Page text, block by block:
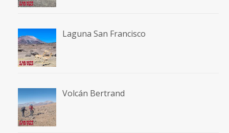
Laguna San Francisco
Volcán Bertrand